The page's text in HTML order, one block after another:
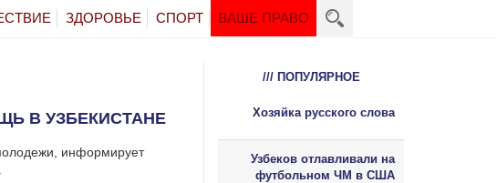
ЗДОРОВЬЕ СПОРТ ВАШЕ ПРАВО
В УЗБЕКИСТАНЕ
информирует
/// ПОПУЛЯРНОЕ
Хозяйка русского слова
Узбеков отлавливали на
футбольном ЧМ в США